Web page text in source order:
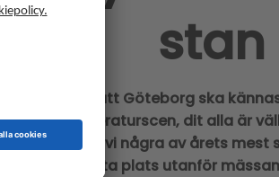
är här
Författare, spelskapare,
och många andra i 300
böcker och vår